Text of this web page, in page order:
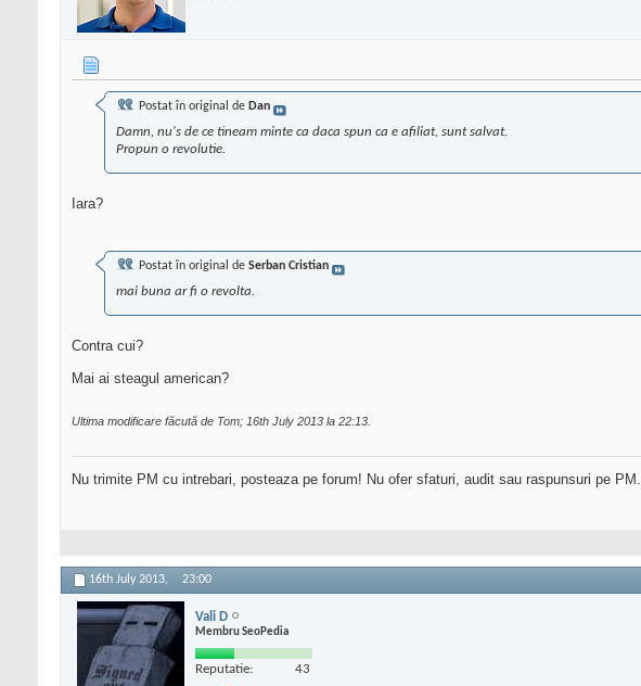
Postat în original de Dan
Damn, nu's de ce tineam minte ca daca spun ca e afiliat, sunt salvat.
Propun o revolutie.
Iara?
Postat în original de Serban Cristian
mai buna ar fi o revolta.
Contra cui?
Mai ai steagul american?
Ultima modificare făcută de Tom; 16th July 2013 la 22:13
Nu trimite PM cu intrebari, posteaza pe forum! Nu ofer sfaturi, audit sau raspunsuri pe PM.
16th July 2013, 23:00
Vali D
Membru SeoPedia
Reputatie: 43